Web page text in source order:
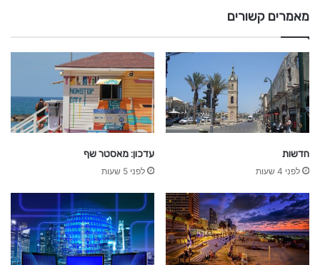
מאמרים קשורים
חדשות
לפני 4 שעות
עדכון: מאסטר שף
לפני 5 שעות